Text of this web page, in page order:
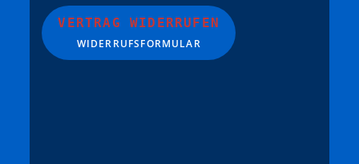
VERTRAG WIDERRUFEN
WIDERRUFSFORMULAR